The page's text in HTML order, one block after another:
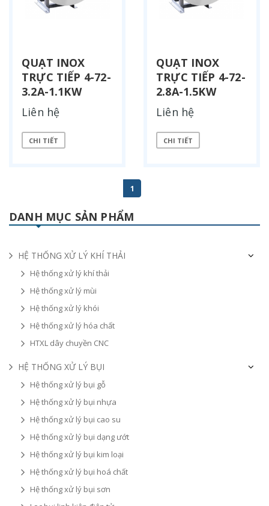
QUẠT INOX
TRỰC TIẾP 4-72-
3.2A-1.1KW
Liên hệ
CHI TIẾT
QUẠT INOX
TRỰC TIẾP 4-72-
2.8A-1.5KW
Liên hệ
CHI TIẾT
1
DANH MỤC SẢN PHẨM
HỆ THỐNG XỬ LÝ KHÍ THẢI
Hệ thống xử lý khí thải
Hệ thống xử lý mùi
Hệ thống xử lý khói
Hệ thống xử lý hóa chất
HTXL dây chuyền CNC
HỆ THỐNG XỬ LÝ BỤI
Hệ thống xử lý bụi gỗ
Hệ thống xử lý bụi nhựa
Hệ thống xử lý bụi cao su
Hệ thống xử lý bụi dạng ướt
Hệ thống xử lý bụi kim loại
Hệ thống xử lý bụi hoá chất
Hệ thống xử lý bụi sơn